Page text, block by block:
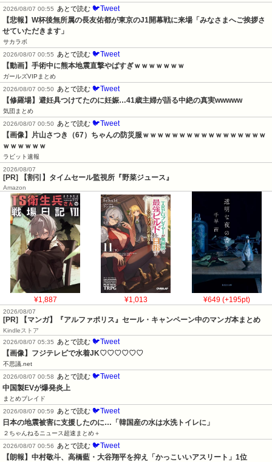
2026/08/07 00:55
あとで読む 🐦Tweet
【悲報】W杯後無所属の長友佑都が東京のJ1開幕戦に来場「みなさまへご挨拶さ
せていただきます」
サカラボ
2026/08/07 00:55
あとで読む 🐦Tweet
【動画】手術中に熊本地震直撃やばすぎｗｗｗｗｗｗｗ
ガールズVIPまとめ
2026/08/07 00:50
あとで読む 🐦Tweet
【修羅場】避妊具つけてたのに妊娠…41歳主婦が語る中絶の真実wwwww
気団まとめ
2026/08/07 00:50
あとで読む 🐦Tweet
【画像】片山さつき（67）ちゃんの防災服ｗｗｗｗｗｗｗｗｗｗｗｗｗｗｗｗｗ
ｗｗｗｗｗｗ
ラビット速報
2026/08/07
[PR] 【割引】タイムセール監視所『野菜ジュース』
Amazon
¥1,887 ¥1,013 ¥649 (+195pt)
2026/08/07
[PR] 【マンガ】『アルファポリス』セール・キャンペーン中のマンガ本まとめ
Kindleストア
2026/08/07 05:35
あとで読む 🐦Tweet
【画像】フジテレビで水着JK♡♡♡♡♡♡
不思議.net
2026/08/07 00:58
あとで読む 🐦Tweet
中国製EVが爆発炎上
まとめブレイド
2026/08/07 00:59
あとで読む 🐦Tweet
日本の地震被害に支援したのに…「韓国産の水は水洗トイレに」
２ちゃんねるニュース超速まとめ＋
2026/08/07 00:56
あとで読む 🐦Tweet
【朗報】中村敬斗、高橋藍・大谷翔平を抑え「かっこいいアスリート」1位